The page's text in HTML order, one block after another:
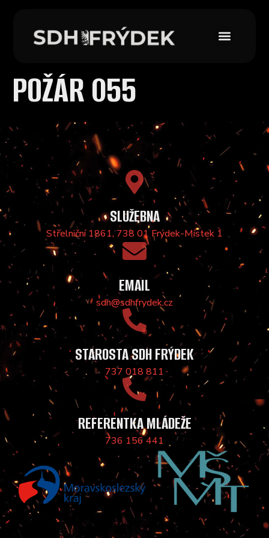
POŽÁR 055
SLUŽEBNA
Střelniční 1861, 738 01 Frýdek-Místek 1
EMAIL
sdh@sdhfrydek.cz
STAROSTA SDH FRÝDEK
737 018 811
REFERENTKA MLÁDEŽE
736 156 441